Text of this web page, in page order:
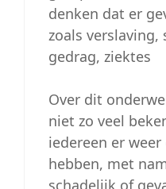
denken dat er
zoals
gedrag, ziektes
Over dit
niet zo veel
iedereen er
hebben, met
schadelijk of